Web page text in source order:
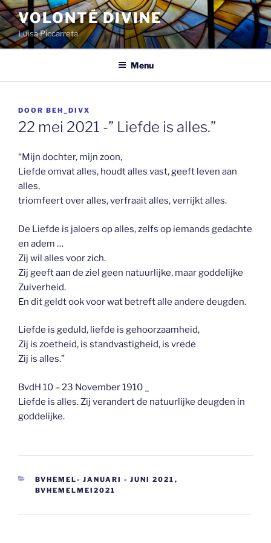
Spring
naar
de
inhoud
VOLONTÉ DIVINE
Luisa Piccarreta
Menu
GEPLAATST
OP
DOOR BEH_DIVX
22 mei 2021 -” Liefde is alles.”
“Mijn dochter, mijn zoon,
Liefde omvat alles, houdt alles vast, geeft leven aan
alles,
triomfeert over alles, verfraait alles, verrijkt alles.
De Liefde is jaloers op alles, zelfs op iemands gedachte
en adem …
Zij wil alles voor zich.
Zij geeft aan de ziel geen natuurlijke, maar goddelijke
Zuiverheid.
En dit geldt ook voor wat betreft alle andere deugden.
Liefde is geduld, liefde is gehoorzaamheid,
Zij is zoetheid, is standvastigheid, is vrede
Zij is alles.”
BvdH 10 – 23 November 1910 _
Liefde is alles. Zij verandert de natuurlijke deugden in
goddelijke.
CATEGORIEËN
BVHEMEL- JANUARI - JUNI 2021 ,
BVHEMELMEI2021